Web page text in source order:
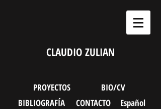
CLAUDIO ZULIAN
PROYECTOS
BIO/CV
BIBLIOGRAFÍA
CONTACTO Español